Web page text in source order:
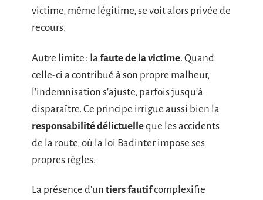
victime, même légitime, se voit alors privée de
recours.
Autre limite : la faute de la victime. Quand
celle-ci a contribué à son propre malheur,
l’indemnisation s’ajuste, parfois jusqu’à
disparaître. Ce principe irrigue aussi bien la
responsabilité délictuelleque les accidents
de la route, où la loi Badinter impose ses
propres règles.
La présence d’un tiers fautifcomplexifie